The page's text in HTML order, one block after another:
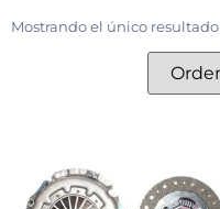
Mostrando el único resultado